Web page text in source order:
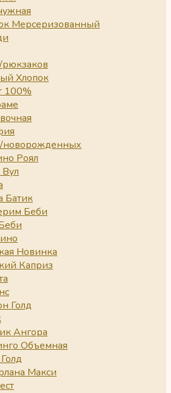
Мерсеризованный
Хлопок
100%
новорожденных
Роял
Батик
Беби
Новинка
Каприз
Голд
Ангора
Объемная
Макси